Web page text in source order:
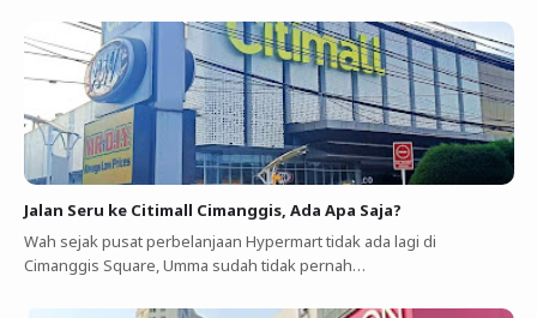
Jalan Seru ke Citimall Cimanggis, Ada Apa Saja?
Wah sejak pusat perbelanjaan Hypermart tidak ada lagi di
Cimanggis Square, Umma sudah tidak pernah…